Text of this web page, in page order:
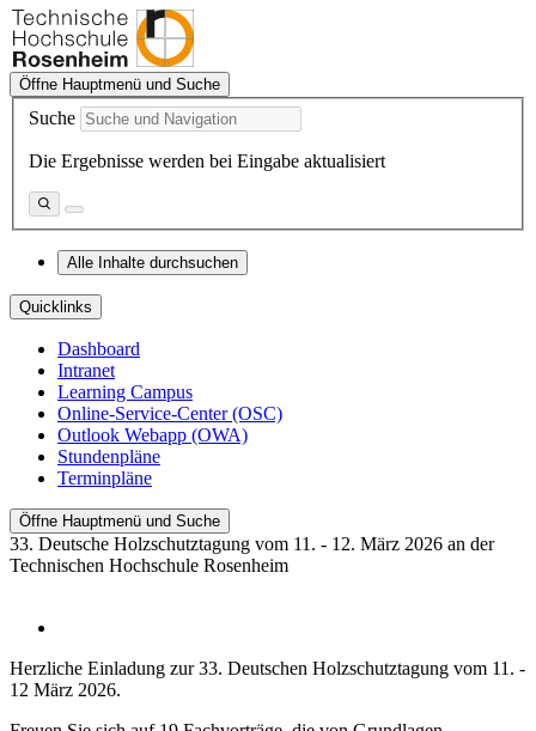
Öffne Hauptmenü und Suche
Suche
Die Ergebnisse werden bei Eingabe aktualisiert
Alle Inhalte durchsuchen
Quicklinks
Dashboard
Intranet
Learning Campus
Online-Service-Center (OSC)
Outlook Webapp (OWA)
Stundenpläne
Terminpläne
Öffne Hauptmenü und Suche
33. Deutsche Holzschutztagung vom 11. - 12. März 2026 an der
Technischen Hochschule Rosenheim
Herzliche Einladung zur 33. Deutschen Holzschutztagung vom 11. -
12 März 2026.